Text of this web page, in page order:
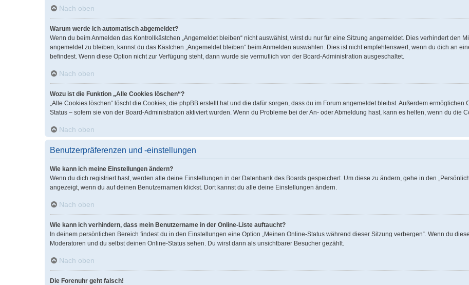
Nach oben
Warum werde ich automatisch abgemeldet?
Wenn du beim Anmelden das Kontrollkästchen „Angemeldet bleiben“ nicht auswählst, wirst du nur für eine Sitzung angemeldet. Dies verhindert den
angemeldet zu bleiben, kannst du das Kästchen „Angemeldet bleiben“ beim Anmelden auswählen. Dies ist nicht empfehlenswert, wenn du dich an
befindest. Wenn diese Option nicht zur Verfügung steht, dann wurde sie vermutlich von der Board-Administration ausgeschaltet.
Nach oben
Wozu ist die Funktion „Alle Cookies löschen“?
„Alle Cookies löschen“ löscht die Cookies, die phpBB erstellt hat und die dafür sorgen, dass du im Forum angemeldet bleibst. Außerdem
Status – sofern sie von der Board-Administration aktiviert wurden. Wenn du Probleme bei der An- oder Abmeldung hast, kann es helfen, wenn du die
Nach oben
Benutzerpräferenzen und -einstellungen
Wie kann ich meine Einstellungen ändern?
Wenn du dich registriert hast, werden alle deine Einstellungen in der Datenbank des Boards gespeichert. Um diese zu ändern, gehe in den
angezeigt, wenn du auf deinen Benutzernamen klickst. Dort kannst du alle deine Einstellungen ändern.
Nach oben
Wie kann ich verhindern, dass mein Benutzername in der Online-Liste auftaucht?
In deinem persönlichen Bereich findest du in den Einstellungen eine Option „Meinen Online-Status während dieser Sitzung verbergen“. Wenn du
Moderatoren und du selbst deinen Online-Status sehen. Du wirst dann als unsichtbarer Besucher gezählt.
Nach oben
Die Forenuhr geht falsch!